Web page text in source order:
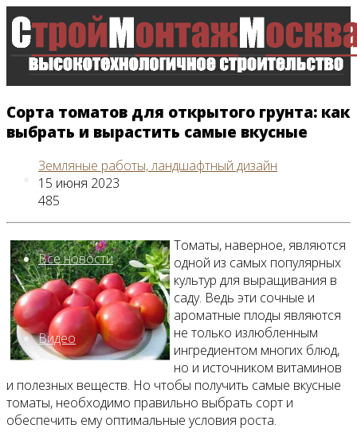
Главная
Все новости
Видео
Сорта томатов для открытого грунта: как
выбрать и вырастить самые вкусные
Земляные работы, ландшафтный дизайн
15 июня 2023
485
Томаты, наверное, являются
одной из самых популярных
культур для выращивания в
саду. Ведь эти сочные и
ароматные плоды являются
не только излюбленным
ингредиентом многих блюд,
но и источником витаминов
и полезных веществ. Но чтобы получить самые вкусные
томаты, необходимо правильно выбрать сорт и
обеспечить ему оптимальные условия роста.